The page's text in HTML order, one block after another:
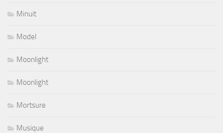
Minuit
Model
Moonlight
Moonlight
Mortsure
Musique